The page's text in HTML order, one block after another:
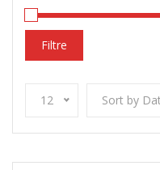
Filtre
12 Sort by